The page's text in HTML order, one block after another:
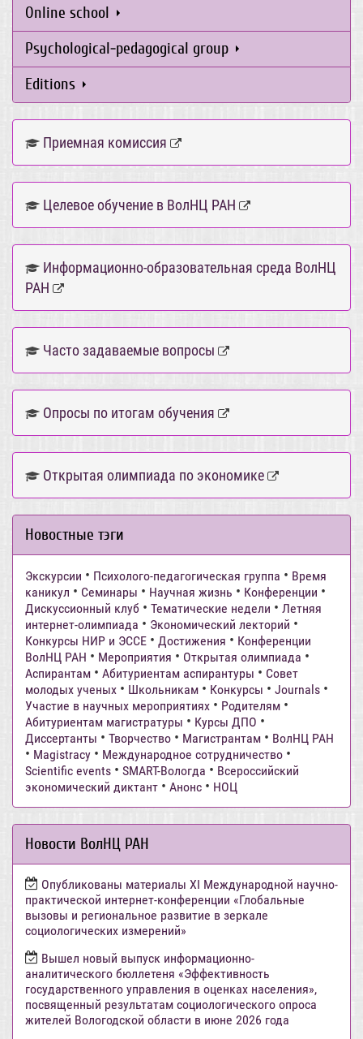
Online school
Psychological-pedagogical group
Editions
Приемная комиссия
Целевое обучение в ВолНЦ РАН
Информационно-образовательная среда ВолНЦ
РАН
Часто задаваемые вопросы
Опросы по итогам обучения
Открытая олимпиада по экономике
Новостные тэги
Экскурсии • Психолого-педагогическая группа • Время
каникул • Семинары • Научная жизнь • Конференции •
Дискуссионный клуб • Тематические недели • Летняя
интернет-олимпиада • Экономический лекторий •
Конкурсы НИР и ЭССЕ • Достижения • Конференции
ВолНЦ РАН • Мероприятия • Открытая олимпиада •
Аспирантам • Абитуриентам аспирантуры • Совет
молодых ученых • Школьникам • Конкурсы • Journals •
Участие в научных мероприятиях • Родителям •
Абитуриентам магистратуры • Курсы ДПО •
Диссертанты • Творчество • Магистрантам • ВолНЦ РАН
• Magistracy • Международное сотрудничество •
Scientific events • SMART-Вологда • Всероссийский
экономический диктант • Анонс • НОЦ
Новости ВолНЦ РАН
Опубликованы материалы XI Международной научно-
практической интернет-конференции «Глобальные
вызовы и региональное развитие в зеркале
социологических измерений»
Вышел новый выпуск информационно-
аналитического бюллетеня «Эффективность
государственного управления в оценках населения»,
посвященный результатам социологического опроса
жителей Вологодской области в июне 2026 года